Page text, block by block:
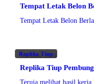
Tempat Letak Belon
Tempat Letak Belon
Replika Tiup
Disember 2024
Replika Tiup
Teruja melihat hasil